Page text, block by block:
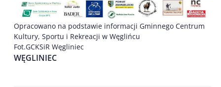
Opracowano na podstawie informacji Gminnego Centrum
Kultury, Sportu i Rekreacji w Węglińcu
Fot.GCKSiR Węgliniec
WĘGLINIEC